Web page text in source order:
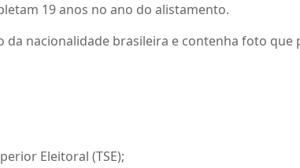
19 anos no ano do alistamento.
nacionalidade brasileira e contenha foto que
Eleitoral (TSE);